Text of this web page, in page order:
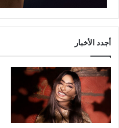
أجدد الأخبار